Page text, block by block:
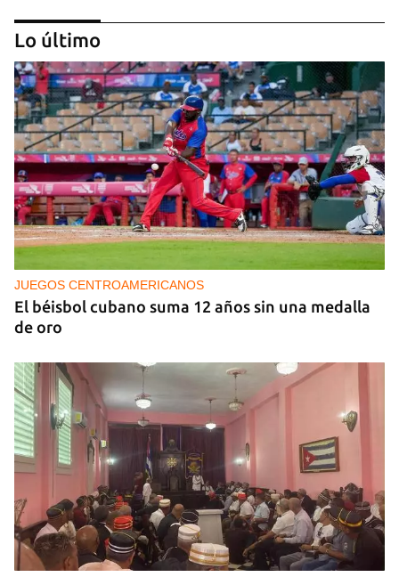
Crypto On‑Ramps, How They Work, and What
Rules They Follow
Lo último
JUEGOS CENTROAMERICANOS
El béisbol cubano suma 12 años sin una medalla
de oro